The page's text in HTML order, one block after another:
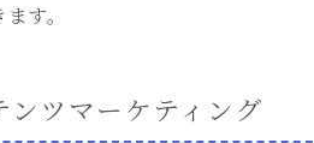
す。
ンツマーケティング